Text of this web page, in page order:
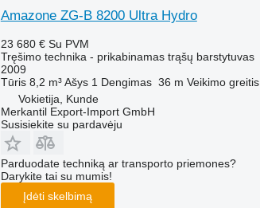
Amazone ZG-B 8200 Ultra Hydro
23 680 € Su PVM
Tręšimo technika - prikabinamas trąšų barstytuvas
2009
Tūris 8,2 m³ Ašys 1 Dengimas 36 m Veikimo greitis
Vokietija, Kunde
Merkantil Export-Import GmbH
Susisiekite su pardavėju
Parduodate techniką ar transporto priemones?
Darykite tai su mumis!
Įdėti skelbimą